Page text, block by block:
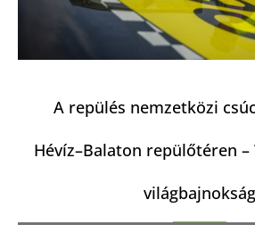
A repülés nemzetközi
Hévíz–Balaton repülőtéren –
világbajnokság